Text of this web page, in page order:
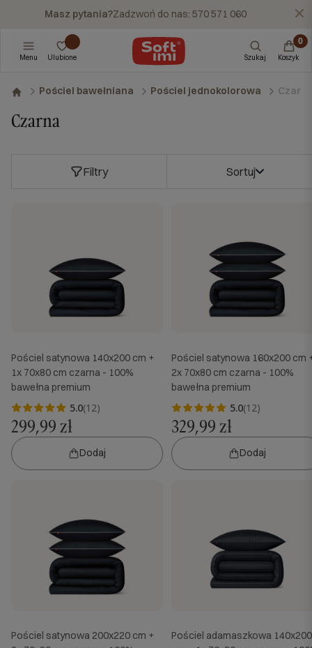
Masz pytania?Zadzwoń do nas: 570 571 060 X
Menu Ulubione Szukaj Koszyk
Pościel bawełniana Pościel jednokolorowa
Czarna
Sortuj
Filtry
Pościel satynowa 140x200 cm +
1x 70x80 cm czarna - 100%
bawełna premium
5.0(12)
299,99 zł
Dodaj
Pościel satynowa 160x200 cm
2x 70x80 cm czarna - 100%
bawełna premium
5.0(12)
329,99 zł
Dodaj
Pościel satynowa 200x220 cm +
Pościel adamaszkowa 140x200